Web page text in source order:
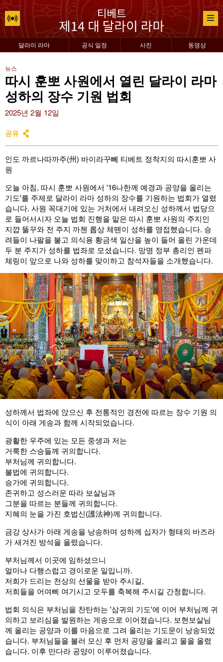
달라이 라마 공식 일정 사진 동영상
뉴스
따시 훈뽀 사원에서 열린 달라이 라마
성하의 장수 기원 법회
2025년 2월 12일
공유
인도 까르나따까주(州) 바이라꾸뻬 티베트 정착지의 따시훈뽀 사
원
오늘 아침, 따시 훈뽀 사원에서 '16나한께 예경과 공양을 올리는
기도'를 주제로 달라이 라마 성하의 장수를 기원하는 법회가 열렸
습니다. 사원 꼭대기에 있는 거처에서 내려오신 성하께서 법당으
로 들어서시자 오늘 법회 진행을 맡은 따시 훈뽀 사원의 주지인
지꺕 뚤꾸와 전 주지 까첸 롭상 체뗀이 성하를 영접했습니다. 승
려들이 나팔을 불고 의식용 황금색 일산을 높이 들어 올린 가운데
두 분 주지가 성하를 법좌로 모셨습니다. 망명 정부 총리인 펜파
체링이 앞으로 나와 성하를 맞이하고 참석자들을 소개했습니다.
성하께서 법좌에 앉으신 후 전통적인 경전에 따르는 장수 기원 의
식이 아래 게송과 함께 시작되었습니다.
광활한 우주에 있는 모든 중생과 저는
거룩한 스승들께 귀의합니다.
부처님께 귀의합니다.
불법에 귀의합니다.
승가에 귀의합니다.
존귀하고 성스러운 따라 보살님과
그분을 따르는 분들께 귀의합니다.
지혜의 눈을 가진 호법신(護法神)께 귀의합니다.
금강 상사가 아래 게송을 낭송하며 성하께 십자가 형태의 바즈라
가 새겨진 방석을 올렸습니다.
부처님께서 이곳에 임하셨으니
얼마나 다행스럽고 경이로운 일입니까.
저희가 드리는 천상의 선물을 받아 주시길,
저희들을 어여삐 여기시고 모두를 축복해 주시길 간청합니다.
법회 의식은 부처님을 찬탄하는 '삼귀의 기도'에 이어 부처님께 귀
의하고 보리심을 발원하는 게송으로 이어졌습니다. 보현보살님
께 올리는 공양과 이를 마음으로 그려 올리는 기도문이 낭송되었
습니다. 부처님들을 불러 모신 후 먼저 공양을 올리고 물을 올렸
습니다. 이후 만다라 공양이 이루어졌습니다.